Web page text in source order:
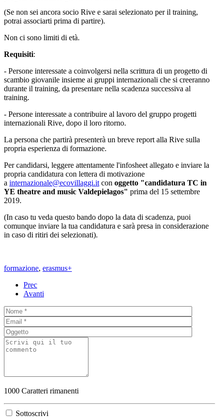
(Se non sei ancora socio Rive e sarai selezionato per il training,
potrai associarti prima di partire).
Non ci sono limiti di età.
Requisiti:
- Persone interessate a coinvolgersi nella scrittura di un progetto di
scambio giovanile insieme ai gruppi internazionali che si creeranno
durante il training, da presentare nella scadenza successiva al
training.
- Persone interessate a contribuire al lavoro del gruppo progetti
internazionali Rive, dopo il loro ritorno.
La persona che partirà presenterà un breve report alla Rive sulla
propria esperienza di formazione.
Per candidarsi, leggere attentamente l'infosheet allegato e inviare la
propria candidatura con lettera di motivazione
a internazionale@ecovillaggi.it con oggetto "candidatura TC in
YE theatre and music Valdepielagos" prima del 15 settembre
2019.
(In caso tu veda questo bando dopo la data di scadenza, puoi
comunque inviare la tua candidatura e sarà presa in considerazione
in caso di ritiri dei selezionati).
formazione, erasmus+
Prec
Avanti
1000 Caratteri rimanenti
Sottoscrivi